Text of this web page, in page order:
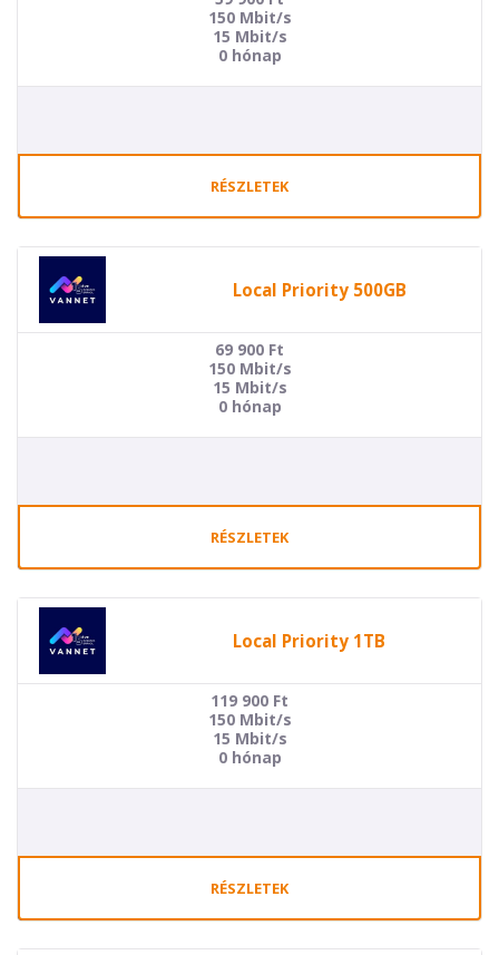
150 Mbit/s
15 Mbit/s
0 hónap
RÉSZLETEK
Local Priority 500GB
69 900 Ft
150 Mbit/s
15 Mbit/s
0 hónap
RÉSZLETEK
Local Priority 1TB
119 900 Ft
150 Mbit/s
15 Mbit/s
0 hónap
RÉSZLETEK